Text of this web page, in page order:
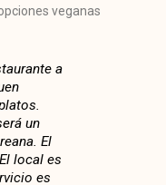
veganas
a
un
El
local es
es